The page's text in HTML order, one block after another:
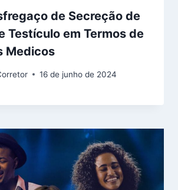
de Secreção de
Testículo em Termos de
Medicos
16 de junho de 2024